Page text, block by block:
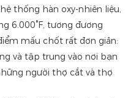
thống hàn oxy-nhiên liệu,
6.000°F, tương đương
mấu chốt rất đơn giản:
và tập trung vào nơi bạn
người thợ cắt và thợ